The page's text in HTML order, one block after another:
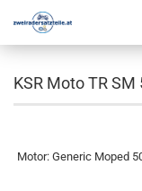
KSR Moto TR
Motor: Generic Moped